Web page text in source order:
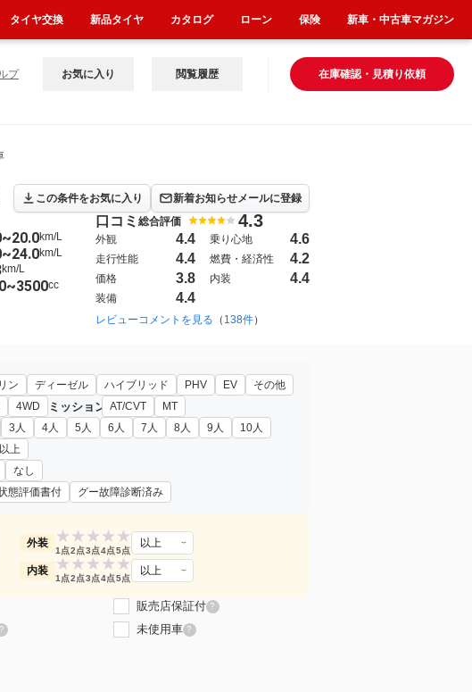
プ 在庫確認・見積り依頼
お気に入り 閲覧履歴
この条件をお気に入り 新着お知らせメールに登録
） 2018年6月~2022年7月（1208）
km/L
km/L
km/L
cc
口コミ 総合評価 4.3
外観 4.4 乗り心地 4.6
走行性能 4.4 燃費・経済性 4.2
価格 3.8 内装 4.4
装備 4.4
レビューコメントを見る （ 138件）
エレガンススタイル」
ン ディーゼル ハイブリッド PHV EV その他
4WD ミッション AT/CVT MT
3人 4人 5人 6人 7人 8人 9人
10人
上
なし
態評価書付 グー故障診断済み
外装 ★
1点
★
2点
★
3点
★
4点
★
5点
以上
内装 ★
1点
★
2点
★
3点
★
4点
★
5点
以上
販売店保証付 ?
? 未使用車 ?
タイヤ交換 新品タイヤ カタログ ローン 保険 新車・中古車マガジン